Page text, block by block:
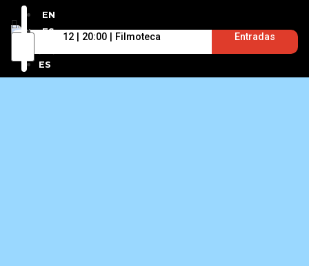
12 | 20:00 | Filmoteca Entradas
EN
ES
ES